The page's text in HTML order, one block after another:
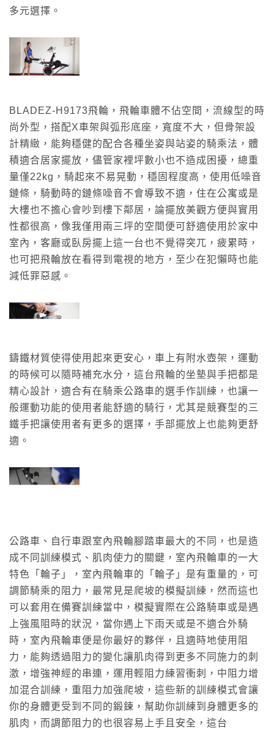
多元選擇。
BLADEZ-H9173飛輪，飛輪車體不佔空間，流線型的時
尚外型，搭配X車架與弧形底座，寬度不大，但骨架設
計精緻，能夠穩健的配合各種坐姿與站姿的騎乘法，體
積適合居家擺放，儘管家裡坪數小也不造成困擾，總重
量僅22kg，騎起來不易晃動，穩固程度高，使用低噪音
鏈條，騎動時的鏈條噪音不會導致不適，住在公寓或是
大樓也不擔心會吵到樓下鄰居，論擺放美觀方便與實用
性都很高，像我僅用兩三坪的空間便可舒適使用於家中
室內，客廳或臥房擺上這一台也不覺得突兀，疲累時，
也可把飛輪放在看得到電視的地方，至少在犯懶時也能
減低罪惡感。
鑄鐵材質使得使用起來更安心，車上有附水壺架，運動
的時候可以隨時補充水分，這台飛輪的坐墊與手把都是
精心設計，適合有在騎乘公路車的選手作訓練，也讓一
般運動功能的使用者能舒適的騎行，尤其是競賽型的三
鐵手把讓使用者有更多的選擇，手部擺放上也能夠更舒
適。
公路車、自行車跟室內飛輪腳踏車最大的不同，也是造
成不同訓練模式、肌肉使力的關鍵，室內飛輪車的一大
特色「輪子」，室內飛輪車的「輪子」是有重量的，可
調節騎乘的阻力，最常見是爬坡的模擬訓練，然而這也
可以套用在備賽訓練當中，模擬實際在公路騎車或是遇
上強風阻時的狀況，當你遇上下雨天或是不適合外騎
時，室內飛輪車便是你最好的夥伴，且適時地使用阻
力，能夠透過阻力的變化讓肌肉得到更多不同施力的刺
激，增強神經的串連，運用輕阻力練習衝刺，中阻力增
加混合訓練，重阻力加強爬坡，這些新的訓練模式會讓
你的身體更受到不同的鍛鍊，幫助你訓練到身體更多的
肌肉，而調節阻力的也很容易上手且安全，這台